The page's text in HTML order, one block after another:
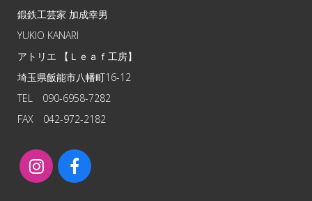
鍛鉄工芸家 加成幸男
YUKIO KANARI
アトリエ 【Ｌｅａｆ工房】
埼玉県飯能市八幡町16-12
TEL 090-6958-7282
FAX 042-972-2182